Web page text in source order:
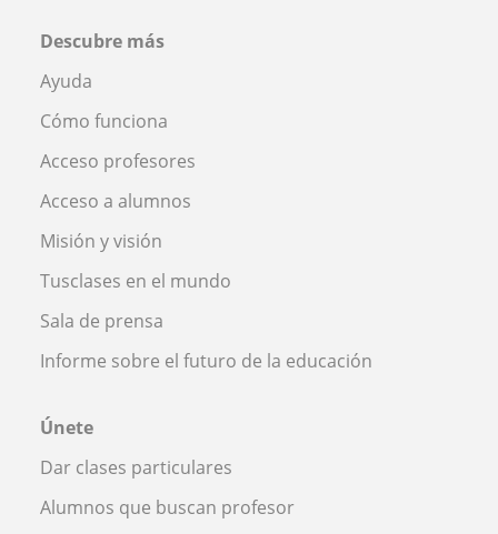
Descubre más
Ayuda
Cómo funciona
Acceso profesores
Acceso a alumnos
Misión y visión
Tusclases en el mundo
Sala de prensa
Informe sobre el futuro de la educación
Únete
Dar clases particulares
Alumnos que buscan profesor